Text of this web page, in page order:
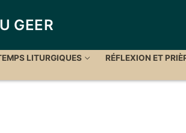
GEER
LITURGIQUES RÉFLEXION ET